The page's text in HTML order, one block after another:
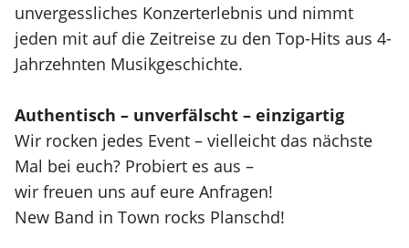
unvergessliches Konzerterlebnis und nimmt
jeden mit auf die Zeitreise zu den Top-Hits aus 4-
Jahrzehnten Musikgeschichte.
Authentisch – unverfälscht – einzigartig
​Wir rocken jedes Event – vielleicht das nächste
Mal bei euch? Probiert es aus –
wir freuen uns auf eure Anfragen!​
New Band in Town rocks Planschd!